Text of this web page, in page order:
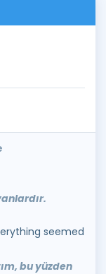
seemed
bu yüzden